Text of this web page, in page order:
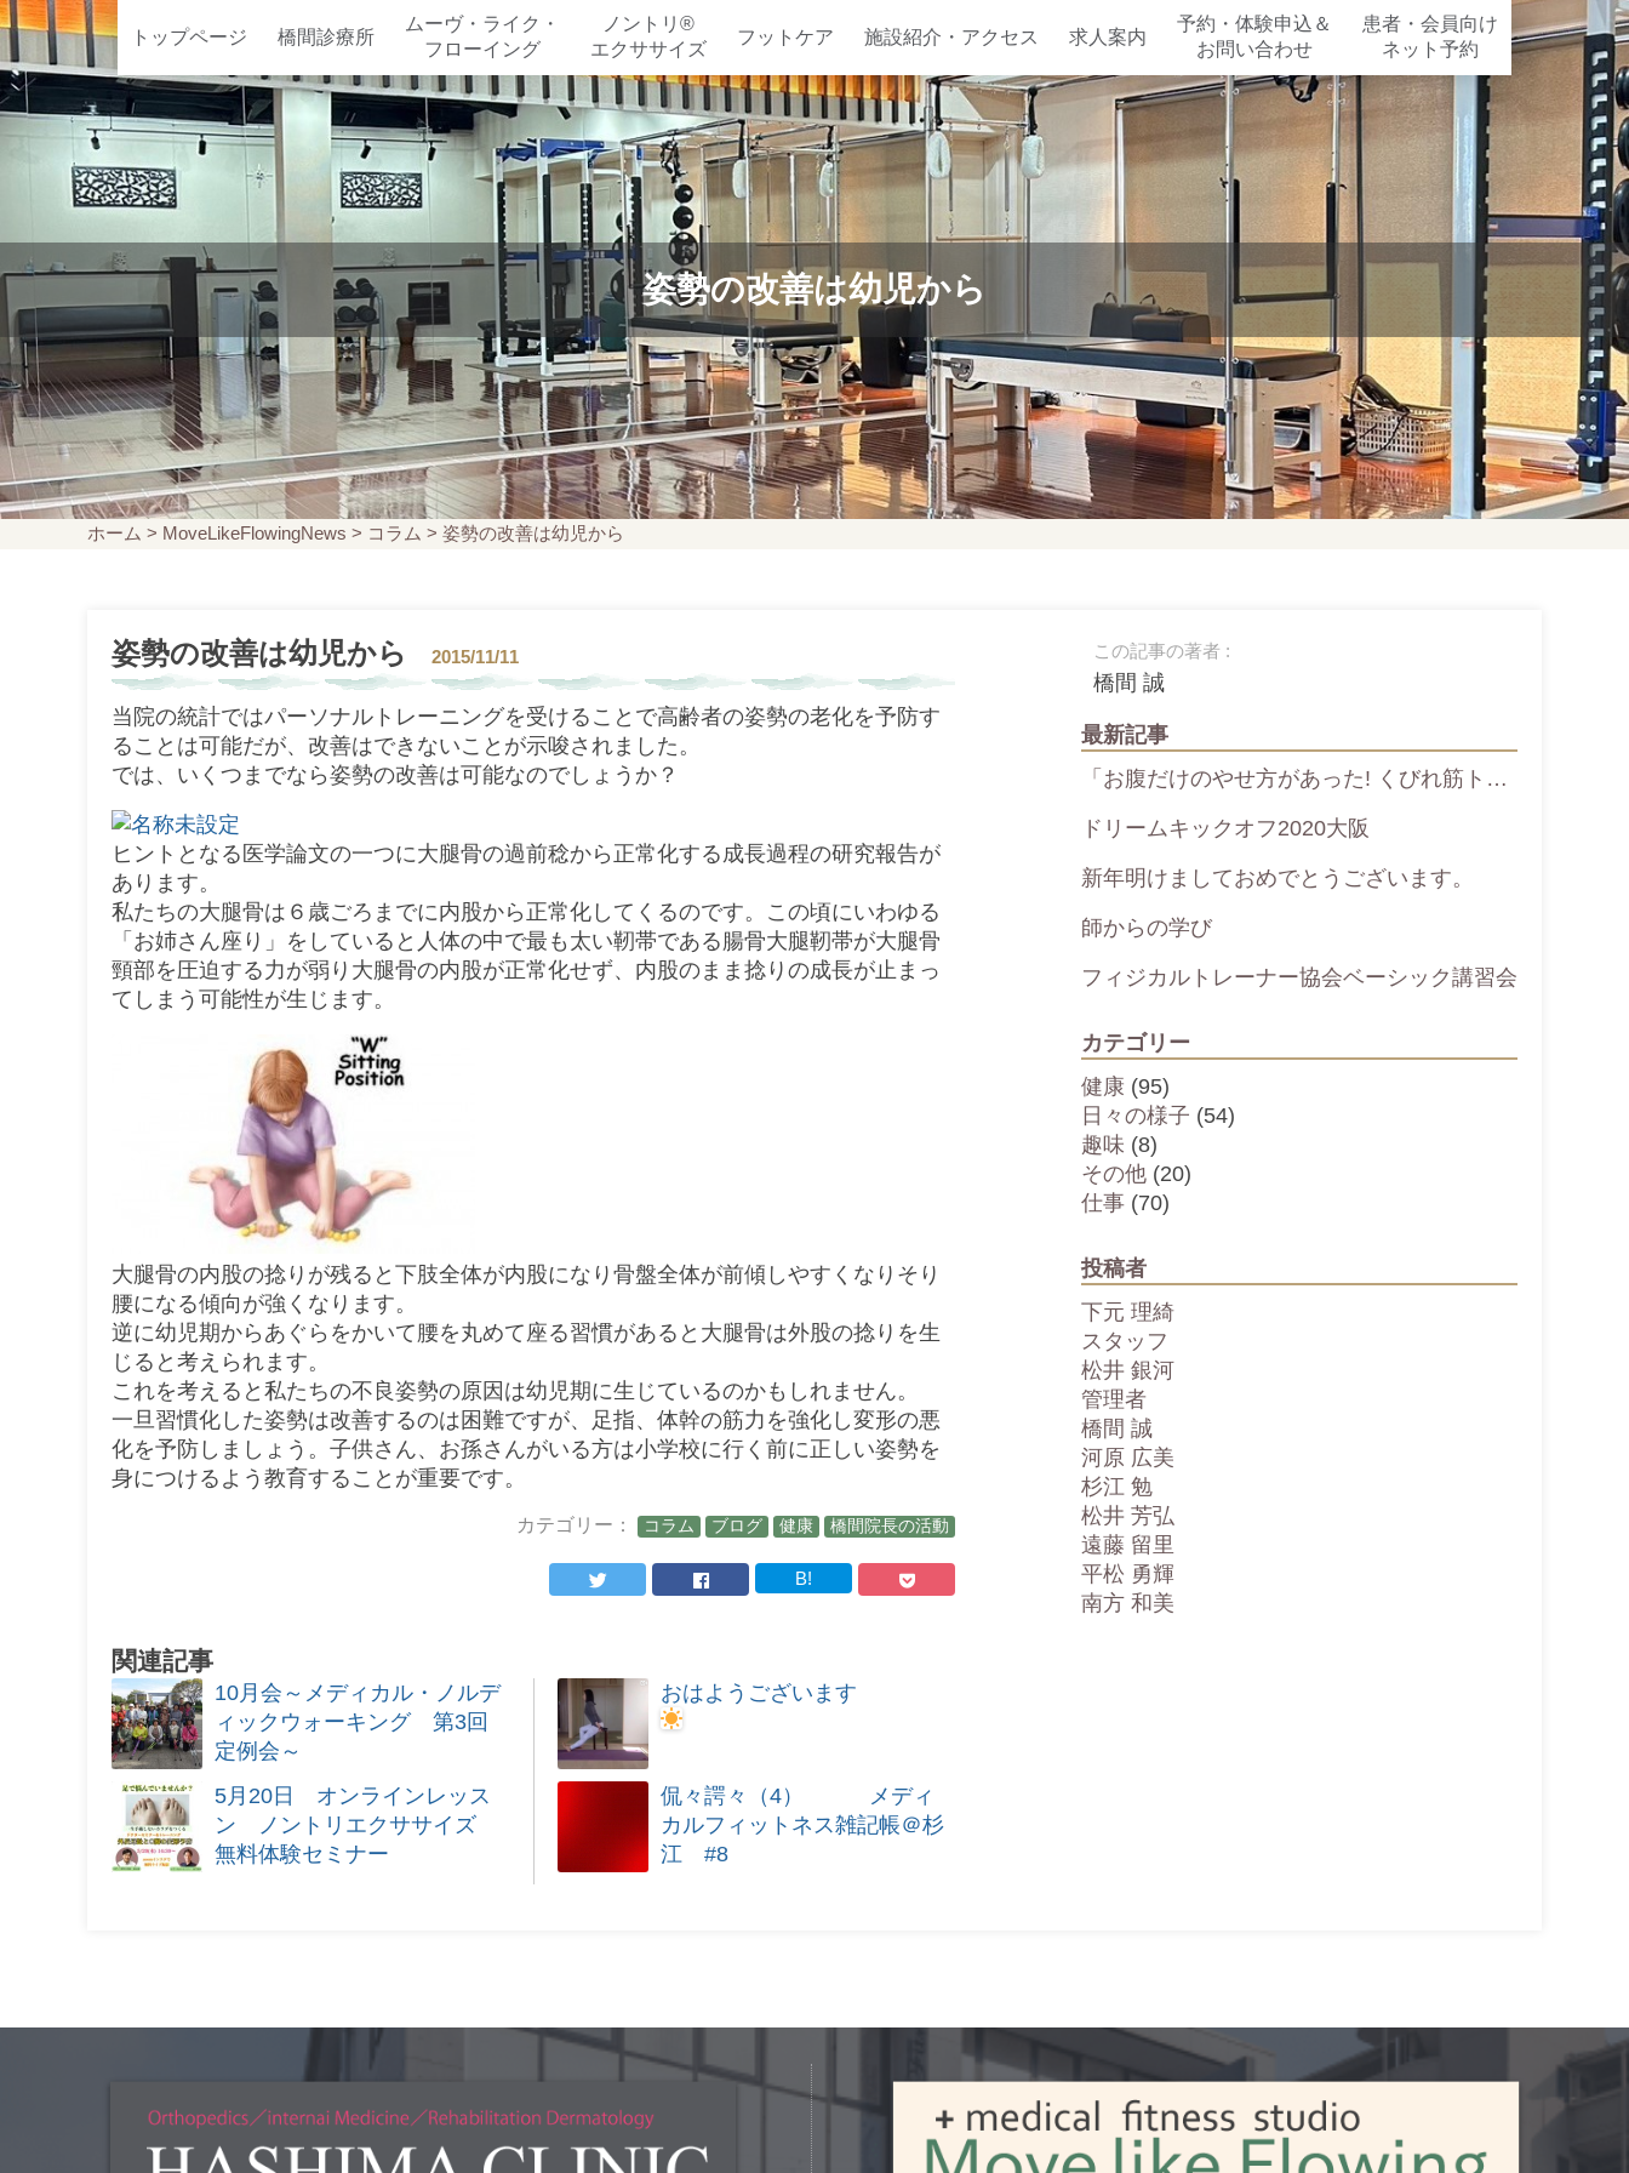
姿勢の改善は幼児から
トップページ 橋間診療所
ムーヴ・ライク・
フローイング
ノントリ®
エクササイズ
フットケア 施設紹介・アクセス 求人案内
予約・体験申込＆
お問い合わせ
患者・会員向け
ネット予約
ホーム > MoveLikeFlowingNews > コラム > 姿勢の改善は幼児から
姿勢の改善は幼児から 2015/11/11
当院の統計ではパーソナルトレーニングを受けることで高齢者の姿勢の老化を予防す
ることは可能だが、改善はできないことが示唆されました。
では、いくつまでなら姿勢の改善は可能なのでしょうか？
ヒントとなる医学論文の一つに大腿骨の過前稔から正常化する成長過程の研究報告が
あります。
私たちの大腿骨は６歳ごろまでに内股から正常化してくるのです。この頃にいわゆる
「お姉さん座り」をしていると人体の中で最も太い靭帯である腸骨大腿靭帯が大腿骨
頸部を圧迫する力が弱り大腿骨の内股が正常化せず、内股のまま捻りの成長が止まっ
てしまう可能性が生じます。
大腿骨の内股の捻りが残ると下肢全体が内股になり骨盤全体が前傾しやすくなりそり
腰になる傾向が強くなります。
逆に幼児期からあぐらをかいて腰を丸めて座る習慣があると大腿骨は外股の捻りを生
じると考えられます。
これを考えると私たちの不良姿勢の原因は幼児期に生じているのかもしれません。
一旦習慣化した姿勢は改善するのは困難ですが、足指、体幹の筋力を強化し変形の悪
化を予防しましょう。子供さん、お孫さんがいる方は小学校に行く前に正しい姿勢を
身につけるよう教育することが重要です。
カテゴリー： コラム ブログ 健康 橋間院長の活動
B!
関連記事
10月会～メディカル・ノルデ
ィックウォーキング 第3回
定例会～
5月20日 オンラインレッス
ン ノントリエクササイズ
無料体験セミナー
おはようございます
侃々諤々（4） メディ
カルフィットネス雑記帳＠杉
江 #8
この記事の著者 :
橋間 誠
最新記事
「お腹だけのやせ方があった! くびれ筋ト…
ドリームキックオフ2020大阪
新年明けましておめでとうございます。
師からの学び
フィジカルトレーナー協会ベーシック講習会
カテゴリー
健康 (95)
日々の様子 (54)
趣味 (8)
その他 (20)
仕事 (70)
投稿者
下元 理綺
スタッフ
松井 銀河
管理者
橋間 誠
河原 広美
杉江 勉
松井 芳弘
遠藤 留里
平松 勇輝
南方 和美